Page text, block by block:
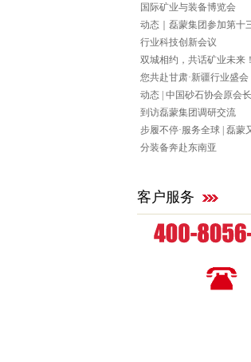
国际矿业与装备博览会
动态｜磊蒙集团参加第十
行业科技创新会议
双城相约，共话矿业未来
您共赴甘肃·新疆行业盛会
动态 | 中国砂石协会原会
到访磊蒙集团调研交流
步履不停·服务全球 | 磊蒙
分装备奔赴东南亚
客户服务